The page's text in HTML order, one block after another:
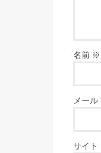
名前 ※
メール
サイト